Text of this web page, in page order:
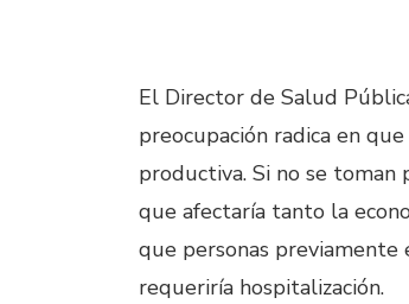
El Director de Salud
preocupación radica en
productiva. Si no se toman
que afectaría tanto la
que personas previamente
requeriría hospitalización.